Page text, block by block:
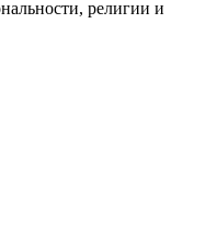
религии и